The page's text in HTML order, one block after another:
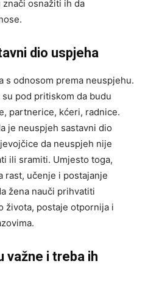
osnažiti ih da
dio uspjeha
s odnosom prema neuspjehu.
pod pritiskom da budu
partnerice, kćeri, radnice.
je neuspjeh sastavni dio
da neuspjeh nije
ili sramiti. Umjesto toga,
rast, učenje i postajanje
žena nauči prihvatiti
života, postaje otpornija i
važne i treba ih